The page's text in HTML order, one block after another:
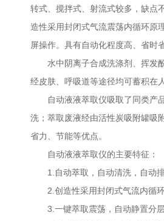
转式、搅拌式、射流式较多，缺点
造性采用封闭式气流震荡内循环原
屏操作。具有自动化程度高、省时
水中阴离子合成洗涤剂、挥发酚
经皮肤、呼吸道等途径均可蓄积在
自动液液萃取仪吸取了同类产品
洗；萃取废液经由活性炭吸附罐吸
省力、节能等优点。
自动液液萃取仪的主要特征：
1.自动萃取，自动清洗，自动排
2.创造性采用封闭式气流内循环
3.一键萃取震荡，自动静置分层